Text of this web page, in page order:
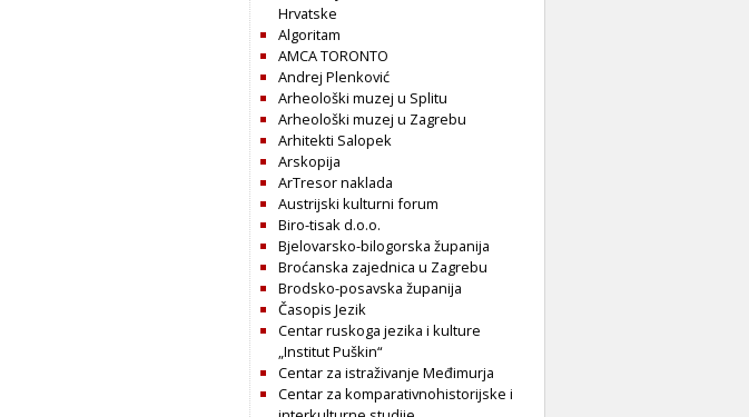
Hrvatske
Algoritam
AMCA TORONTO
Andrej Plenković
Arheološki muzej u Splitu
Arheološki muzej u Zagrebu
Arhitekti Salopek
Arskopija
ArTresor naklada
Austrijski kulturni forum
Biro-tisak d.o.o.
Bjelovarsko-bilogorska županija
Broćanska zajednica u Zagrebu
Brodsko-posavska županija
Časopis Jezik
Centar ruskoga jezika i kulture
„Institut Puškin“
Centar za istraživanje Međimurja
Centar za komparativnohistorijske i